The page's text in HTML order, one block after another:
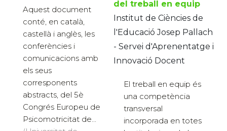
Aquest document
conté, en català,
castellà i anglès, les
conferències i
comunicacions amb
els seus
corresponents
abstracts, del 5è
Congrés Europeu de
Psicomotricitat de...
del treball en equip
Institut de Ciències de
l'Educació Josep Pallach
- Servei d'Aprenentatge i
Innovació Docent
El treball en equip és
una competència
transversal
incorporada en totes